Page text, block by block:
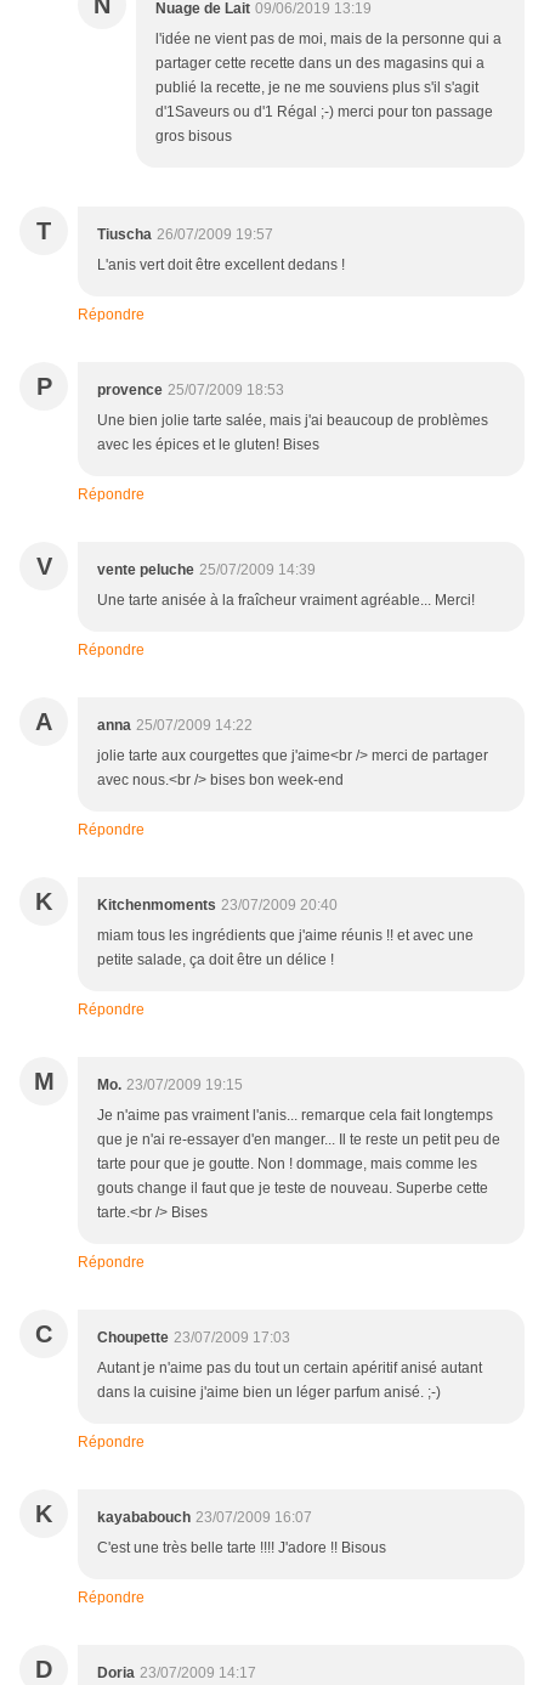
Nuage de Lait 09/06/2019 13:19
l'idée ne vient pas de moi, mais de la personne qui a
partager cette recette dans un des magasins qui a
publié la recette, je ne me souviens plus s'il s'agit
d'1Saveurs ou d'1 Régal ;-) merci pour ton passage
gros bisous
T Tiuscha 26/07/2009 19:57
L'anis vert doit être excellent dedans !
Répondre
P provence 25/07/2009 18:53
Une bien jolie tarte salée, mais j'ai beaucoup de problèmes
avec les épices et le gluten! Bises
Répondre
V vente peluche 25/07/2009 14:39
Une tarte anisée à la fraîcheur vraiment agréable... Merci!
Répondre
A anna 25/07/2009 14:22
jolie tarte aux courgettes que j'aime<br /> merci de partager
avec nous.<br /> bises bon week-end
Répondre
K Kitchenmoments 23/07/2009 20:40
miam tous les ingrédients que j'aime réunis !! et avec une
petite salade, ça doit être un délice !
Répondre
M Mo. 23/07/2009 19:15
Je n'aime pas vraiment l'anis... remarque cela fait longtemps
que je n'ai re-essayer d'en manger... Il te reste un petit peu de
tarte pour que je goutte. Non ! dommage, mais comme les
gouts change il faut que je teste de nouveau. Superbe cette
tarte.<br /> Bises
Répondre
C Choupette 23/07/2009 17:03
Autant je n'aime pas du tout un certain apéritif anisé autant
dans la cuisine j'aime bien un léger parfum anisé. ;-)
Répondre
K kayababouch 23/07/2009 16:07
C'est une très belle tarte !!!! J'adore !! Bisous
Répondre
D Doria 23/07/2009 14:17